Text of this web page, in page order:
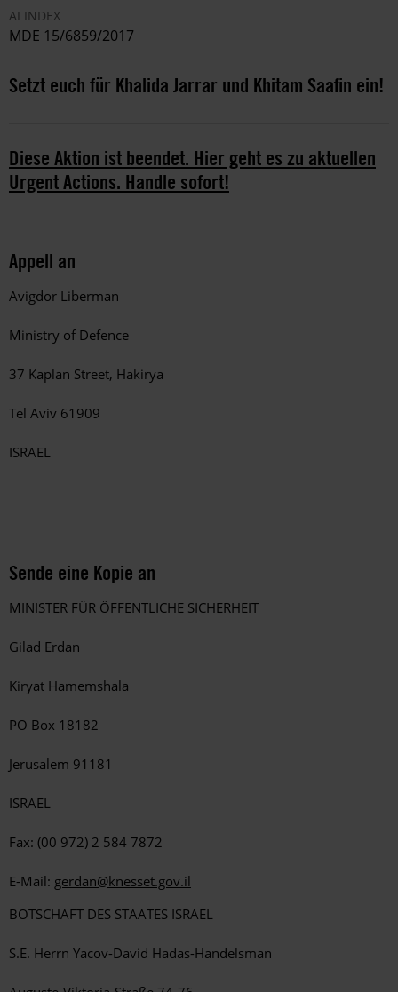
AI INDEX
MDE 15/6859/2017
Setzt euch für Khalida Jarrar und Khitam Saafin ein!
Diese Aktion ist beendet. Hier geht es zu aktuellen
Urgent Actions. Handle sofort!
Appell an
Avigdor Liberman
Ministry of Defence
37 Kaplan Street, Hakirya
Tel Aviv 61909
ISRAEL
Sende eine Kopie an
MINISTER FÜR ÖFFENTLICHE SICHERHEIT
Gilad Erdan
Kiryat Hamemshala
PO Box 18182
Jerusalem 91181
ISRAEL
Fax: (00 972) 2 584 7872
E-Mail: gerdan@knesset.gov.il
BOTSCHAFT DES STAATES ISRAEL
S.E. Herrn Yacov-David Hadas-Handelsman